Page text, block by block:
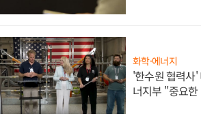
화학·에너지
'한수원 협력사'
너지부 "중요